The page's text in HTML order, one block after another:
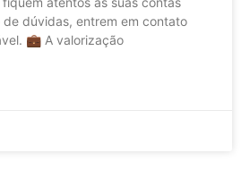
de dúvidas, entrem em contato
💼 A valorização